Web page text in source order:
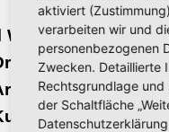
Wie entsteht eine
aktiviert
verarbeiten wir und
personenbezogenen
Zwecken. Detaillierte
Rechtsgrundlage
der Schaltfläche